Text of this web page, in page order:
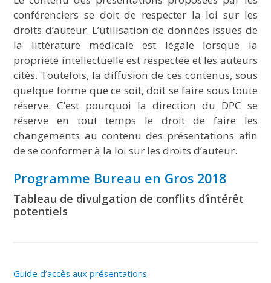
conférenciers se doit de respecter la loi sur les
droits d’auteur. L’utilisation de données issues de
la littérature médicale est légale lorsque la
propriété intellectuelle est respectée et les auteurs
cités. Toutefois, la diffusion de ces contenus, sous
quelque forme que ce soit, doit se faire sous toute
réserve. C’est pourquoi la direction du DPC se
réserve en tout temps le droit de faire les
changements au contenu des présentations afin
de se conformer à la loi sur les droits d’auteur.
Programme Bureau en Gros 2018
Tableau de divulgation de conflits d’intérêt
potentiels
Guide d’accès aux présentations